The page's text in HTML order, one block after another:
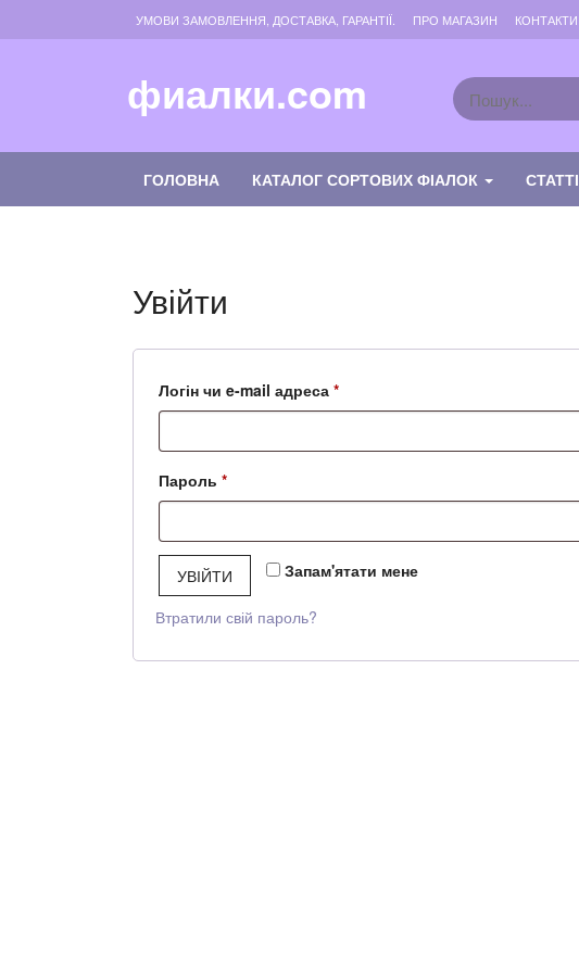
УМОВИ ЗАМОВЛЕННЯ, ДОСТАВКА, ГАРАНТІЇ. ПРО МАГАЗИН КОНТАКТИ
фиалки.com
ГОЛОВНА КАТАЛОГ СОРТОВИХ ФІАЛОК СТАТТІ
Увійти
Логін чи e-mail адреса *Обов’язкове
Пароль *Обов’язкове
Запам'ятати мене
УВІЙТИ
Втратили свій пароль?